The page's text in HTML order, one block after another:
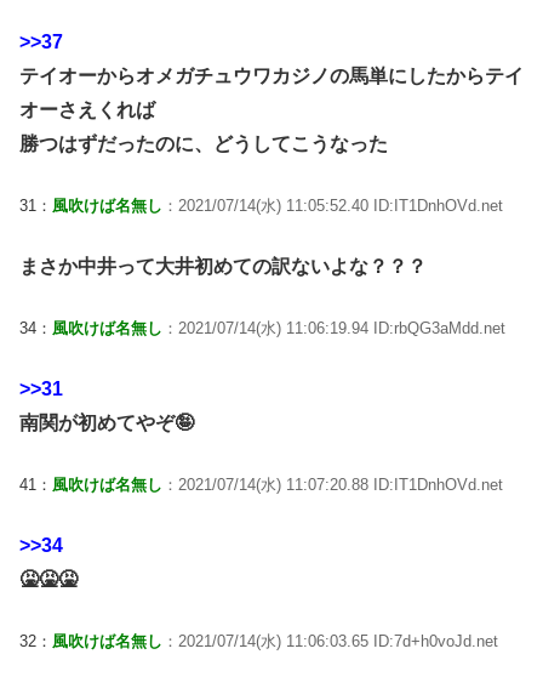
>>37
テイオーからオメガチュウワカジノの馬単にしたからテイ
オーさえくれば
勝つはずだったのに、どうしてこうなった
31： 風吹けば名無し ：2021/07/14(水) 11:05:52.40 ID:IT1DnhOVd.net
まさか中井って大井初めての訳ないよな？？？
34： 風吹けば名無し ：2021/07/14(水) 11:06:19.94 ID:rbQG3aMdd.net
>>31
南関が初めてやぞ🤪
41： 風吹けば名無し ：2021/07/14(水) 11:07:20.88 ID:IT1DnhOVd.net
>>34
🤮🤮🤮
32： 風吹けば名無し ：2021/07/14(水) 11:06:03.65 ID:7d+h0voJd.net